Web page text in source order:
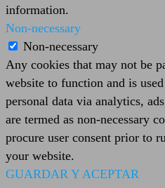
information.
Non-necessary
Non-necessary
Any cookies that may not be
website to function and is
personal data via analytics,
are termed as non-necessary
procure user consent prior to
your website.
GUARDAR Y ACEPTAR